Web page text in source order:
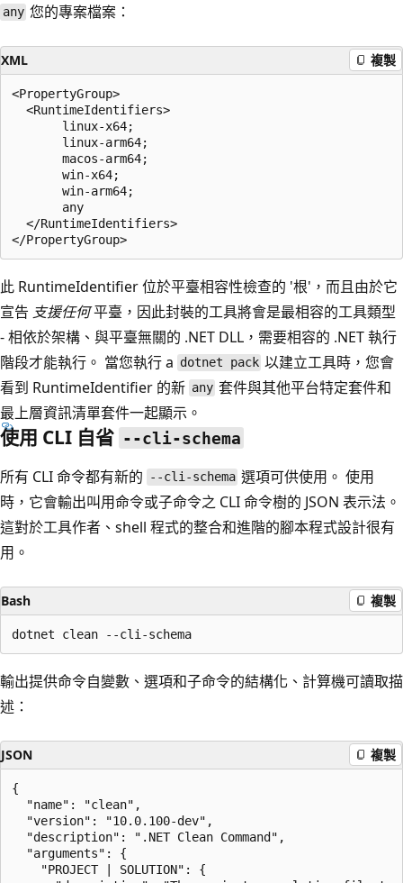
any 您的專案檔案：
XML 複製
<PropertyGroup>
  <RuntimeIdentifiers>
       linux-x64;
       linux-arm64;
       macos-arm64;
       win-x64;
       win-arm64;
       any
  </RuntimeIdentifiers>
此 RuntimeIdentifier 位於平臺相容性檢查的 '根'，而且由於它
宣告 支援任何平臺，因此封裝的工具將會是最相容的工具類型
- 相依於架構、與平臺無關的 .NET DLL，需要相容的 .NET 執行
階段才能執行。 當您執行 a dotnet pack 以建立工具時，您會
看到 RuntimeIdentifier 的新 any 套件與其他平台特定套件和
最上層資訊清單套件一起顯示。
使用 CLI 自省 --cli-schema
所有 CLI 命令都有新的 --cli-schema 選項可供使用。 使用
時，它會輸出叫用命令或子命令之 CLI 命令樹的 JSON 表示法。
這對於工具作者、shell 程式的整合和進階的腳本程式設計很有
用。
Bash 複製
輸出提供命令自變數、選項和子命令的結構化、計算機可讀取描
述：
JSON 複製
{
  "name": "clean",
  "version": "10.0.100-dev",
  "description": ".NET Clean Command",
  "arguments": {
    "PROJECT | SOLUTION": {